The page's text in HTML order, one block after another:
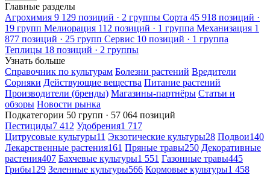
Главные разделы
Агрохимия 9 129 позиций · 2 группы Сорта 45 918 позиций ·
19 групп Мелиорация 112 позиций · 1 группа Механизация 1
877 позиций · 25 групп Сервис 10 позиций · 1 группа
Теплицы 18 позиций · 2 группы
Узнать больше
Справочник по культурам Болезни растений Вредители
Сорняки Действующие вещества Питание растений
Производители (бренды) Магазины-партнёры Статьи и
обзоры Новости рынка
Подкатегории 50 групп · 57 064 позиций
Пестициды7 412 Удобрения1 717
Цитрусовые культуры11 Экзотические культуры28 Подвои140
Лекарственные растения161 Пряные травы250 Декоративные
растения407 Бахчевые культуры1 551 Газонные травы445
Грибы129 Зеленные культуры566 Кормовые культуры1 458